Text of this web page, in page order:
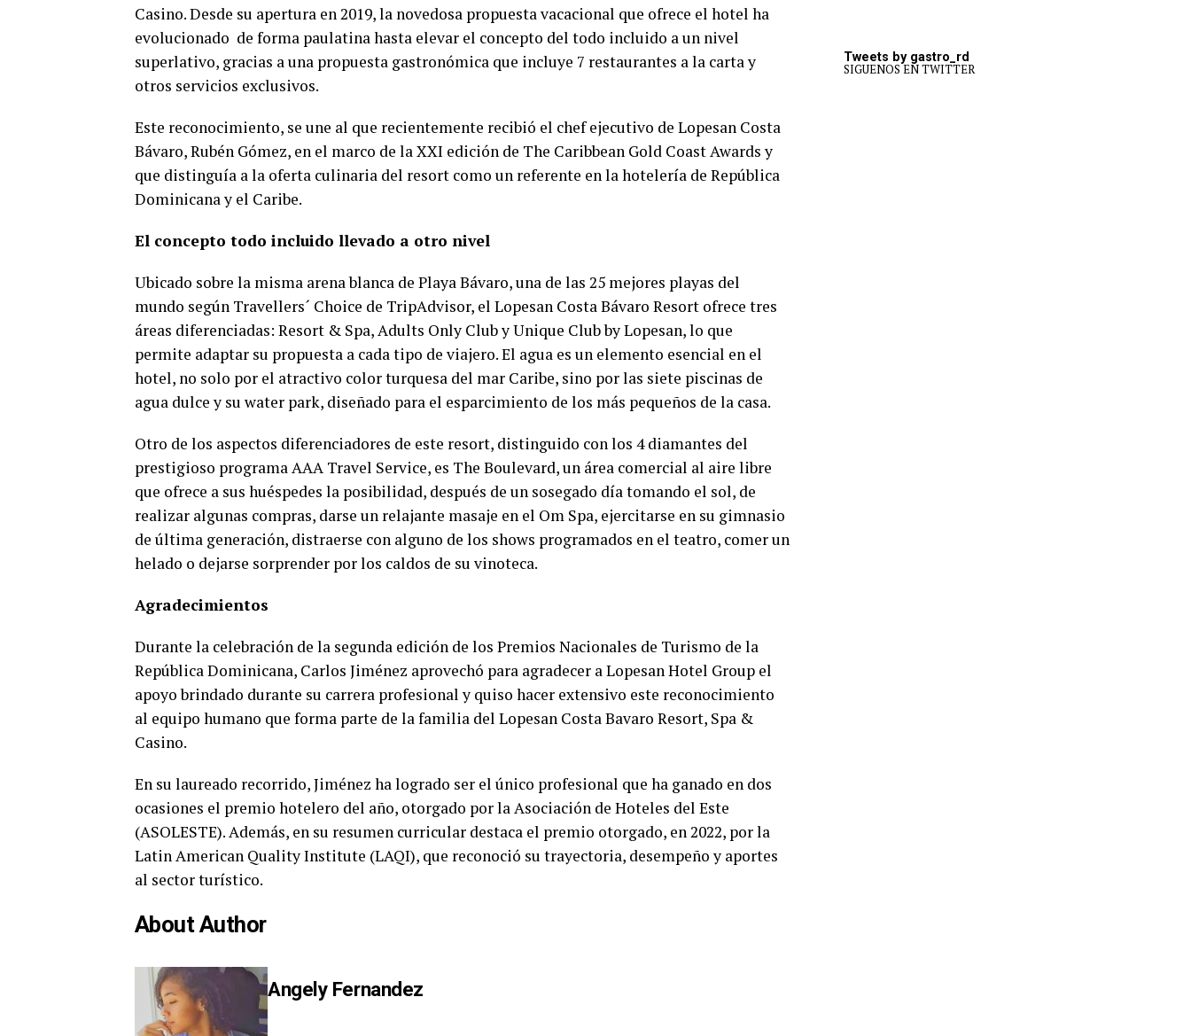
Casino. Desde su apertura en 2019, la novedosa propuesta vacacional que ofrece el hotel ha
evolucionado de forma paulatina hasta elevar el concepto del todo incluido a un nivel
superlativo, gracias a una propuesta gastronómica que incluye 7 restaurantes a la carta y
otros servicios exclusivos.
Este reconocimiento, se une al que recientemente recibió el chef ejecutivo de Lopesan Costa
Bávaro, Rubén Gómez, en el marco de la XXI edición de The Caribbean Gold Coast Awards y
que distinguía a la oferta culinaria del resort como un referente en la hotelería de República
Dominicana y el Caribe.
El concepto todo incluido llevado a otro nivel
Ubicado sobre la misma arena blanca de Playa Bávaro, una de las 25 mejores playas del
mundo según Travellers´ Choice de TripAdvisor, el Lopesan Costa Bávaro Resort ofrece tres
áreas diferenciadas: Resort & Spa, Adults Only Club y Unique Club by Lopesan, lo que
permite adaptar su propuesta a cada tipo de viajero. El agua es un elemento esencial en el
hotel, no solo por el atractivo color turquesa del mar Caribe, sino por las siete piscinas de
agua dulce y su water park, diseñado para el esparcimiento de los más pequeños de la casa.
Otro de los aspectos diferenciadores de este resort, distinguido con los 4 diamantes del
prestigioso programa AAA Travel Service, es The Boulevard, un área comercial al aire libre
que ofrece a sus huéspedes la posibilidad, después de un sosegado día tomando el sol, de
realizar algunas compras, darse un relajante masaje en el Om Spa, ejercitarse en su gimnasio
de última generación, distraerse con alguno de los shows programados en el teatro, comer un
helado o dejarse sorprender por los caldos de su vinoteca.
Agradecimientos
Durante la celebración de la segunda edición de los Premios Nacionales de Turismo de la
República Dominicana, Carlos Jiménez aprovechó para agradecer a Lopesan Hotel Group el
apoyo brindado durante su carrera profesional y quiso hacer extensivo este reconocimiento
al equipo humano que forma parte de la familia del Lopesan Costa Bavaro Resort, Spa &
Casino.
En su laureado recorrido, Jiménez ha logrado ser el único profesional que ha ganado en dos
ocasiones el premio hotelero del año, otorgado por la Asociación de Hoteles del Este
(ASOLESTE). Además, en su resumen curricular destaca el premio otorgado, en 2022, por la
Latin American Quality Institute (LAQI), que reconoció su trayectoria, desempeño y aportes
al sector turístico.
About Author
Angely Fernandez
Tweets by gastro_rd
SIGUENOS EN TWITTER